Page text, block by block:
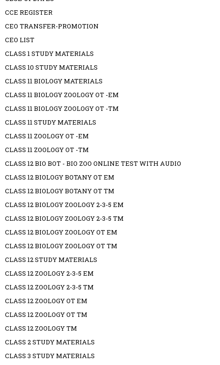
CCE REGISTER
CEO TRANSFER-PROMOTION
CEO LIST
CLASS 1 STUDY MATERIALS
CLASS 10 STUDY MATERIALS
CLASS 11 BIOLOGY MATERIALS
CLASS 11 BIOLOGY ZOOLOGY OT -EM
CLASS 11 BIOLOGY ZOOLOGY OT -TM
CLASS 11 STUDY MATERIALS
CLASS 11 ZOOLOGY OT -EM
CLASS 11 ZOOLOGY OT -TM
CLASS 12 BIO BOT - BIO ZOO ONLINE TEST WITH AUDIO
CLASS 12 BIOLOGY BOTANY OT EM
CLASS 12 BIOLOGY BOTANY OT TM
CLASS 12 BIOLOGY ZOOLOGY 2-3-5 EM
CLASS 12 BIOLOGY ZOOLOGY 2-3-5 TM
CLASS 12 BIOLOGY ZOOLOGY OT EM
CLASS 12 BIOLOGY ZOOLOGY OT TM
CLASS 12 STUDY MATERIALS
CLASS 12 ZOOLOGY 2-3-5 EM
CLASS 12 ZOOLOGY 2-3-5 TM
CLASS 12 ZOOLOGY OT EM
CLASS 12 ZOOLOGY OT TM
CLASS 12 ZOOLOGY TM
CLASS 2 STUDY MATERIALS
CLASS 3 STUDY MATERIALS